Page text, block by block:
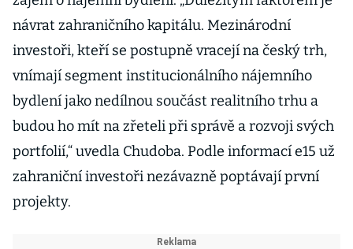
návrat zahraničního kapitálu. Mezinárodní
investoři, kteří se postupně vracejí na český trh,
vnímají segment institucionálního nájemního
bydlení jako nedílnou součást realitního trhu a
budou ho mít na zřeteli při správě a rozvoji svých
portfolií,“ uvedla Chudoba. Podle informací e15 už
zahraniční investoři nezávazně poptávají první
projekty.